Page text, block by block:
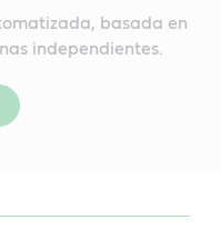
basada en
independientes.